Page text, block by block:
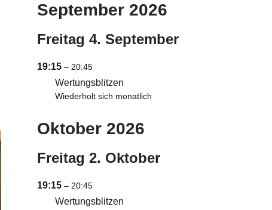
September 2026
Freitag 4. September
19:15 – 20:45
Wertungsblitzen
Wiederholt sich monatlich
Oktober 2026
Freitag 2. Oktober
19:15 – 20:45
Wertungsblitzen